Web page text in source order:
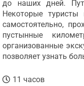
до наших дней.
Некоторые туристы
самостоятельно,
пустынные
организованные
позволяет узнать
11 часов